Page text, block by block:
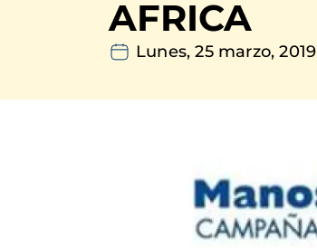
AFRICA
Lunes, 25 marzo, 2019